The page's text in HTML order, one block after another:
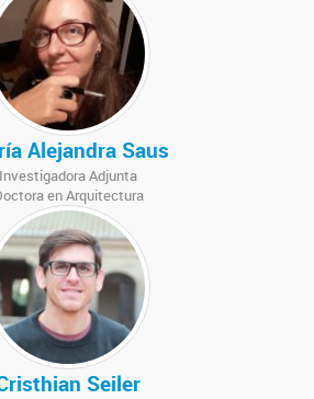
Alejandra Saus
Investigadora Adjunta
en Arquitectura
Seiler